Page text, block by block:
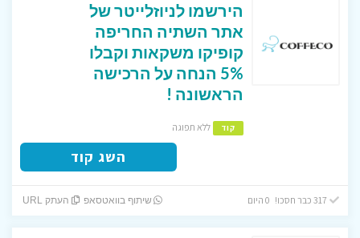
הירשמו לניוזלייטר של
אתר השתיה החריפה
קופיקו משקאות וקבלו
5% הנחה על הרכישה
הראשונה !
קוד ללא תפוגה
השג קוד
שיתוף בוואטסאפ העתק URL